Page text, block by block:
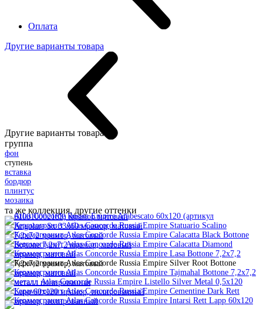
Оплата
Другие варианты товара
Другие варианты товара:
группа
фон
ступень
вставка
бордюр
плинтус
мозаика
та же коллекция, другие оттенки